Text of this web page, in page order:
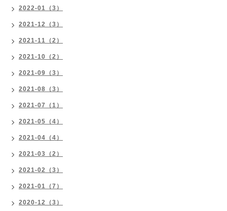
2022-01（3）
2021-12（3）
2021-11（2）
2021-10（2）
2021-09（3）
2021-08（3）
2021-07（1）
2021-05（4）
2021-04（4）
2021-03（2）
2021-02（3）
2021-01（7）
2020-12（3）